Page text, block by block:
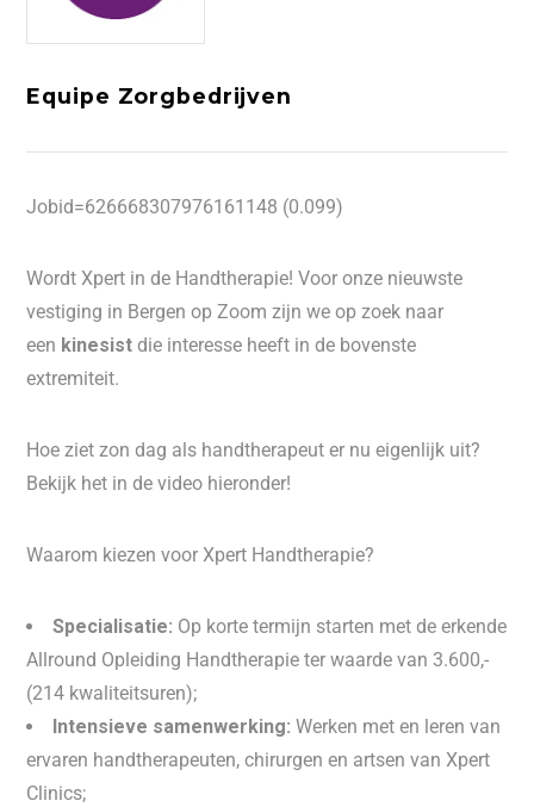
Equipe Zorgbedrijven
Jobid=626668307976161148 (0.099)
Wordt Xpert in de Handtherapie! Voor onze nieuwste
vestiging in Bergen op Zoom zijn we op zoek naar
een kinesistdie interesse heeft in de bovenste
extremiteit.
Hoe ziet zon dag als handtherapeut er nu eigenlijk uit?
Bekijk het in de video hieronder!
Waarom kiezen voor Xpert Handtherapie?
Specialisatie: Op korte termijn starten met de erkende
Allround Opleiding Handtherapie ter waarde van 3.600,-
(214 kwaliteitsuren);
Intensieve samenwerking: Werken met en leren van
ervaren handtherapeuten, chirurgen en artsen van Xpert
Clinics;